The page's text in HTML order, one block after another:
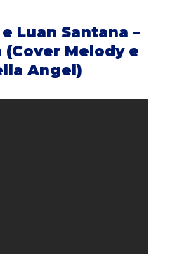
Luan Santana –
(Cover Melody e
Angel)